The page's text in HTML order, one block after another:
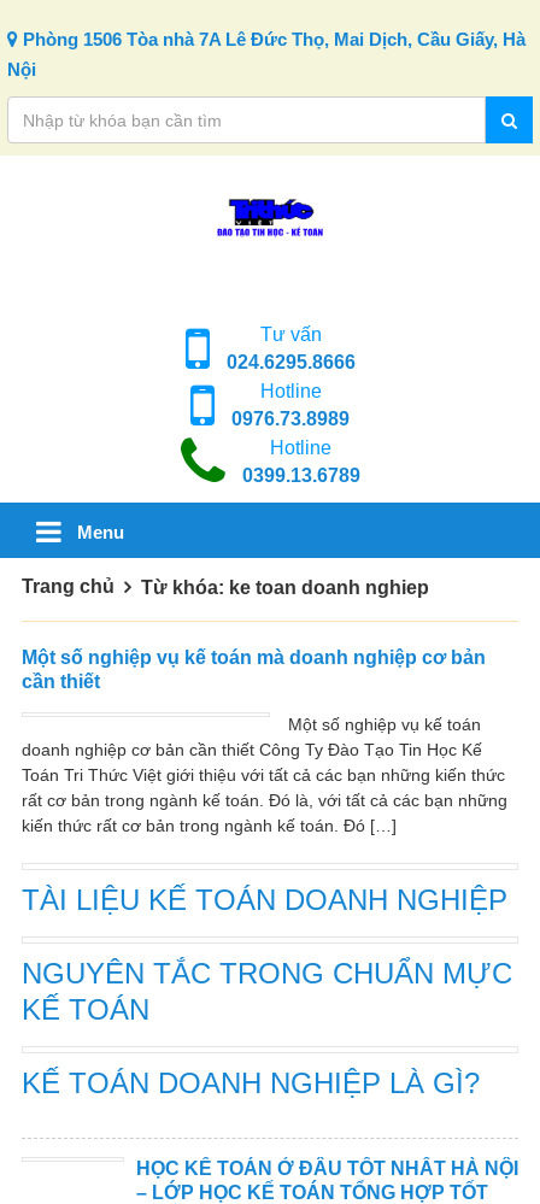
Phòng 1506 Tòa nhà 7A Lê Đức Thọ, Mai Dịch, Cầu Giấy, Hà
Nội
Tư vấn
024.6295.8666
Hotline
0976.73.8989
Hotline
0399.13.6789
Menu
Trang chủ Từ khóa: ke toan doanh nghiep
Một số nghiệp vụ kế toán mà doanh nghiệp cơ bản
cần thiết
Một số nghiệp vụ kế toán
doanh nghiệp cơ bản cần thiết Công Ty Đào Tạo Tin Học Kế
Toán Tri Thức Việt giới thiệu với tất cả các bạn những kiến thức
rất cơ bản trong ngành kế toán. Đó là, với tất cả các bạn những
kiến thức rất cơ bản trong ngành kế toán. Đó […]
TÀI LIỆU KẾ TOÁN DOANH NGHIỆP
NGUYÊN TẮC TRONG CHUẨN MỰC
KẾ TOÁN
KẾ TOÁN DOANH NGHIỆP LÀ GÌ?
HỌC KẾ TOÁN Ở ĐÂU TỐT NHẤT HÀ NỘI
– LỚP HỌC KẾ TOÁN TỔNG HỢP TỐT